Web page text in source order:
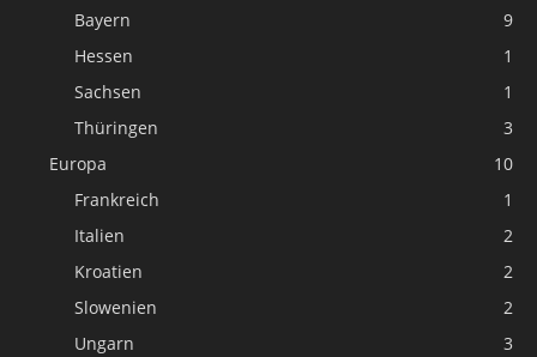
Bayern
9
Hessen
1
Sachsen
1
Thüringen
3
Europa
10
Frankreich
1
Italien
2
Kroatien
2
Slowenien
2
Ungarn
3